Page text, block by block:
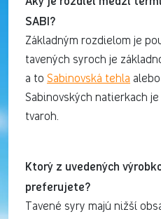
SABI?
Základným rozdielom je
tavených syroch je
a to Sabinovská tehla alebo
Sabinovských natierkach
tvaroh.
Ktorý z uvedených
preferujete?
Tavené syry majú nižší